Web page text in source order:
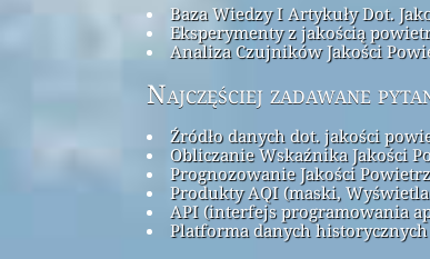
Baza Wiedzy I Artykuły Dot.
Eksperymenty z jakością
Analiza Czujników Jakości
Najczęściej zadawane
Źródło danych dot. jakości
Obliczanie Wskaźnika Jakości
Prognozowanie Jakości
Produkty AQI (maski,
API (interfejs programowania
Platforma danych historycznych